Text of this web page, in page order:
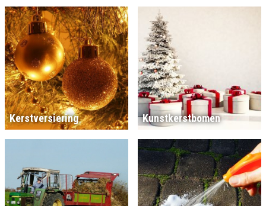
Kerstversiering Kunstkerstbomen